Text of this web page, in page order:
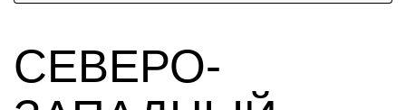
СЕВЕРО-